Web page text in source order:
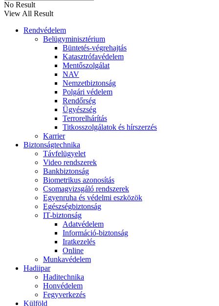
No Result
View All Result
Rendvédelem
Belügyminisztérium
Büntetés-végrehajtás
Katasztrófavédelem
Mentőszolgálat
NAV
Nemzetbiztonság
Polgári védelem
Rendőrség
Ügyészség
Terrorelhárítás
Titkosszolgálatok és hírszerzés
Karrier
Biztonságtechnika
Távfelügyelet
Video rendszerek
Bankbiztonság
Biometrikus azonosítás
Csomagvizsgáló rendszerek
Egyenruha és védelmi eszközök
Egészségbiztonság
IT-biztonság
Adatvédelem
Információ-biztonság
Iratkezelés
Online
Munkavédelem
Hadiipar
Haditechnika
Honvédelem
Fegyverkezés
Külföld